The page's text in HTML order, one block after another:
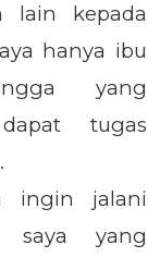
lain kepada
hanya ibu
yang
tugas
ingin jalani
saya yang